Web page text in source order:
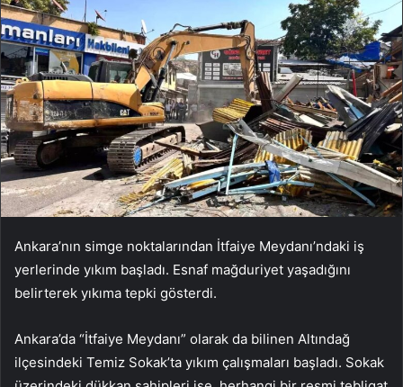
Ankara’nın simge noktalarından İtfaiye Meydanı’ndaki iş
yerlerinde yıkım başladı. Esnaf mağduriyet yaşadığını
belirterek yıkıma tepki gösterdi.
Ankara’da “İtfaiye Meydanı” olarak da bilinen Altındağ
ilçesindeki Temiz Sokak’ta yıkım çalışmaları başladı. Sokak